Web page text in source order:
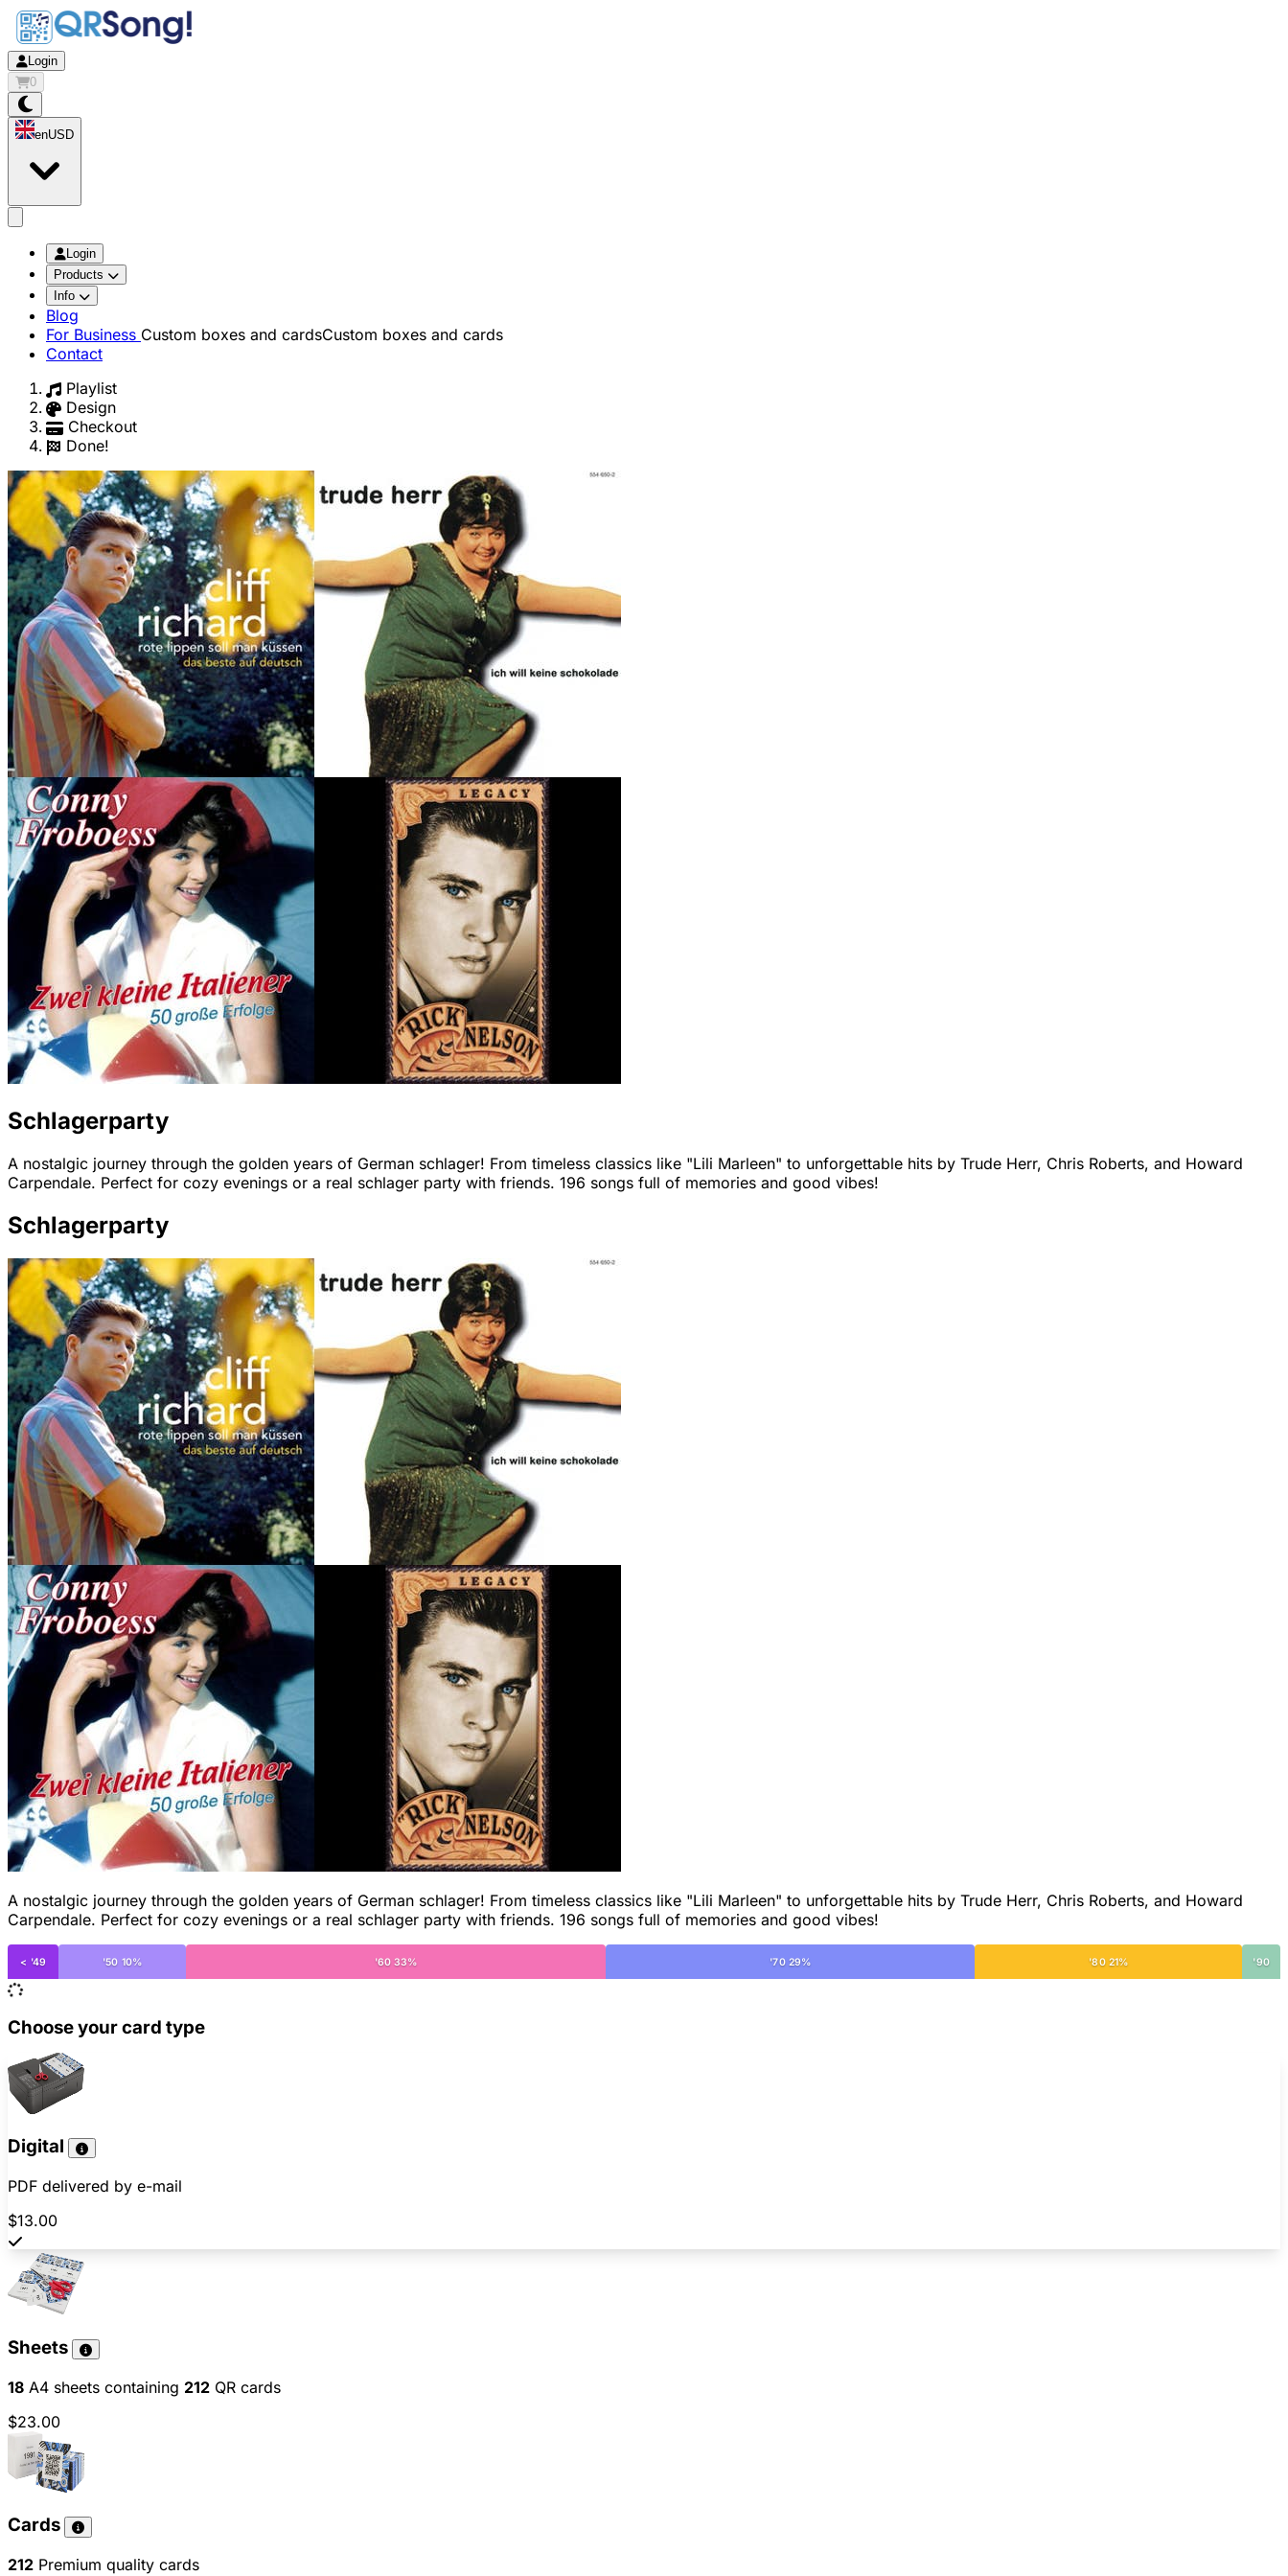
Login
0
enUSD
Login
Products
Info
Blog
For Business Custom boxes and cardsCustom boxes and cards
Contact
Playlist
Design
Checkout
Done!
Schlagerparty
A nostalgic journey through the golden years of German schlager! From timeless classics like "Lili Marleen" to unforgettable hits by Trude Herr, Chris Roberts, and Howard
Carpendale. Perfect for cozy evenings or a real schlager party with friends. 196 songs full of memories and good vibes!
Schlagerparty
A nostalgic journey through the golden years of German schlager! From timeless classics like "Lili Marleen" to unforgettable hits by Trude Herr, Chris Roberts, and Howard
Carpendale. Perfect for cozy evenings or a real schlager party with friends. 196 songs full of memories and good vibes!
< '49 '50 10% '60 33% '70 29% '80 21% '90
Choose your card type
Digital
PDF delivered by e-mail
$13.00
Sheets
18 A4 sheets containing 212 QR cards
$23.00
Cards
212 Premium quality cards